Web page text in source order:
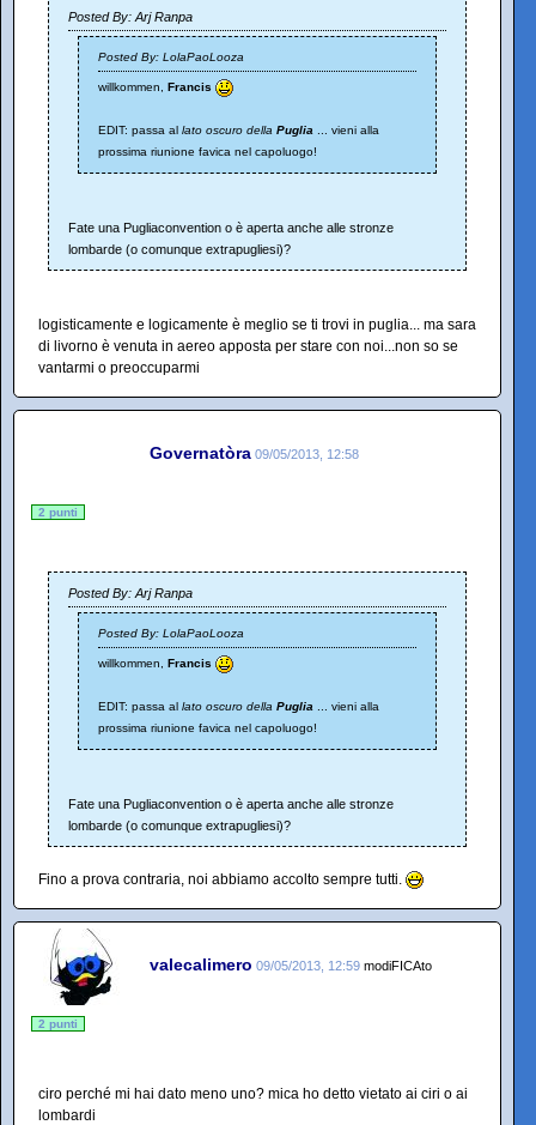
Posted By: Arj Ranpa
Posted By: LolaPaoLooza
willkommen, Francis
EDIT: passa al lato oscuro della Puglia
... vieni alla
prossima riunione favica nel capoluogo!
Fate una Pugliaconvention o è aperta anche alle stronze
lombarde (o comunque extrapugliesi)?
logisticamente e logicamente è meglio se ti trovi in puglia... ma sara
di livorno è venuta in aereo apposta per stare con noi...non so se
vantarmi o preoccuparmi
Governatòra 09/05/2013, 12:58
2 punti
Posted By: Arj Ranpa
Posted By: LolaPaoLooza
willkommen, Francis
EDIT: passa al lato oscuro della Puglia
... vieni alla
prossima riunione favica nel capoluogo!
Fate una Pugliaconvention o è aperta anche alle stronze
lombarde (o comunque extrapugliesi)?
Fino a prova contraria, noi abbiamo accolto sempre tutti.
valecalimero 09/05/2013, 12:59 modiFICAto
2 punti
ciro perché mi hai dato meno uno? mica ho detto vietato ai ciri o ai
lombardi